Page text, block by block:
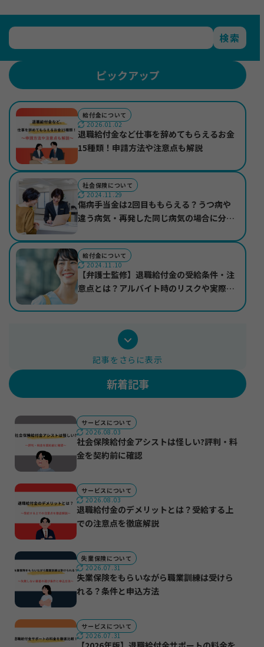
お知らせ
サイトマップ
プライバシーポリシー
個人情報の取り扱いについて
検索
ピックアップ
給付金について
2026.01.02
退職給付金など仕事を辞めてもらえるお金
15種類！申請方法や注意点も解説
社会保険について
2024.11.29
傷病手当金は2回目ももらえる？うつ病や
違う病気・再発した同じ病気の場合に分け
給付金について
2024.11.10
【弁護士監修】退職給付金の受給条件・注
意点とは？アルバイト時のリスクや実際の
記事をさらに表示
新着記事
サービスについて
2026.08.03
社会保険給付金アシストは怪しい?評判・料
金を契約前に確認
サービスについて
2026.08.03
退職給付金のデメリットとは？受給する上
での注意点を徹底解説
失業保険について
2026.07.31
失業保険をもらいながら職業訓練は受けら
れる？条件と申込方法
サービスについて
2026.07.31